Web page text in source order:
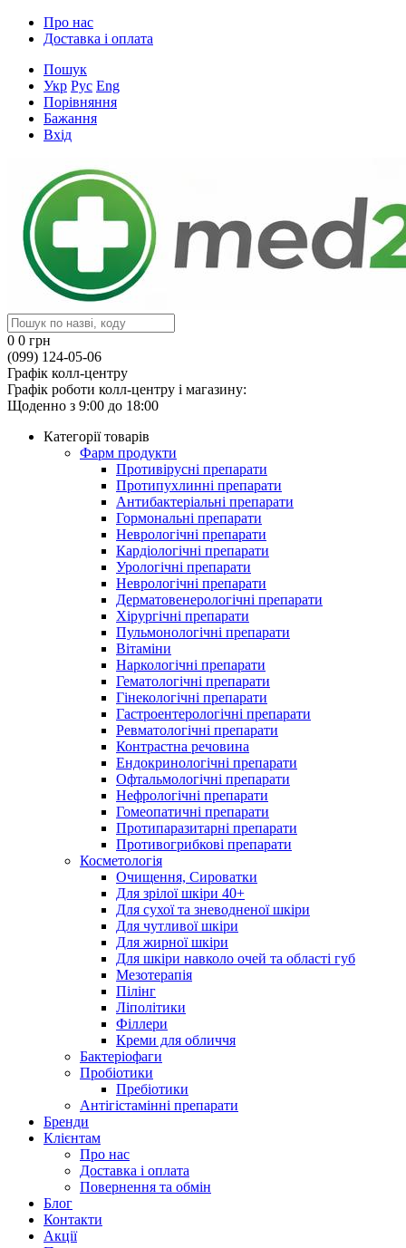
Про нас
Доставка і оплата
Пошук
Укр Рус Eng
Порівняння
Бажання
Вхід
0 0 грн
(099) 124-05-06
Графік колл-центру
Графік роботи колл-центру і магазину:
Щоденно з 9:00 до 18:00
Категорії товарів
Фарм продукти
Противірусні препарати
Протипухлинні препарати
Антибактеріальні препарати
Гормональні препарати
Неврологічні препарати
Кардіологічні препарати
Урологічні препарати
Неврологічні препарати
Дерматовенерологічні препарати
Хірургічні препарати
Пульмонологічні препарати
Вітаміни
Наркологічні препарати
Гематологічні препарати
Гінекологічні препарати
Гастроентерологічні препарати
Ревматологічні препарати
Контрастна речовина
Eндокринологічні препарати
Офтальмологічні препарати
Нефрологічні препарати
Гомеопатичні препарати
Протипаразитарні препарати
Противогрибкові препарати
Косметологія
Очищення, Сироватки
Для зрілої шкіри 40+
Для сухої та зневодненої шкіри
Для чутливої шкіри
Для жирної шкіри
Для шкіри навколо очей та області губ
Мезотерапія
Пілінг
Ліполітики
Філлери
Креми для обличчя
Бактеріофаги
Пробіотики
Пребіотики
Антігістамінні препарати
Бренди
Клієнтам
Про нас
Доставка і оплата
Повернення та обмін
Блог
Контакти
Акції